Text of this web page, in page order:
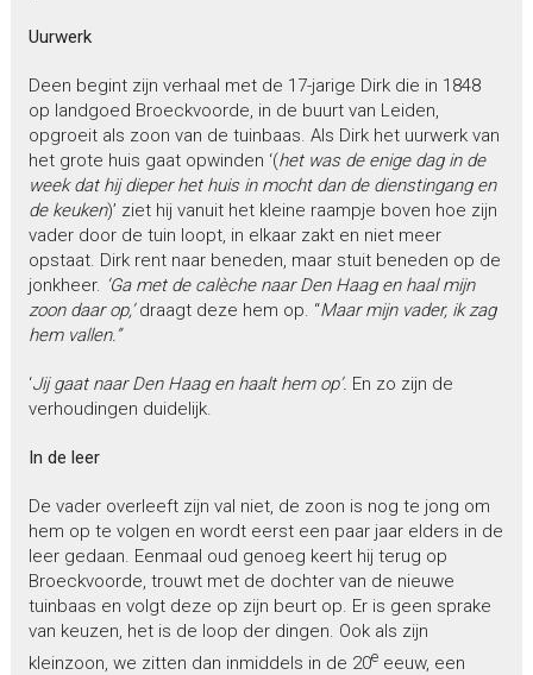
Uurwerk
Deen begint zijn verhaal met de 17-jarige Dirk die in 1848
op landgoed Broeckvoorde, in de buurt van Leiden,
opgroeit als zoon van de tuinbaas. Als Dirk het uurwerk van
het grote huis gaat opwinden ‘(het was de enige dag in de
week dat hij dieper het huis in mocht dan de dienstingang en
de keuken)’ ziet hij vanuit het kleine raampje boven hoe zijn
vader door de tuin loopt, in elkaar zakt en niet meer
opstaat. Dirk rent naar beneden, maar stuit beneden op de
jonkheer. ‘Ga met de calèche naar Den Haag en haal mijn
zoon daar op,’draagt deze hem op. “Maar mijn vader, ik zag
hem vallen.”
‘Jij gaat naar Den Haag en haalt hem op’. En zo zijn de
verhoudingen duidelijk.
In de leer
De vader overleeft zijn val niet, de zoon is nog te jong om
hem op te volgen en wordt eerst een paar jaar elders in de
leer gedaan. Eenmaal oud genoeg keert hij terug op
Broeckvoorde, trouwt met de dochter van de nieuwe
tuinbaas en volgt deze op zijn beurt op. Er is geen sprake
van keuzen, het is de loop der dingen. Ook als zijn
kleinzoon, we zitten dan inmiddels in de 20eeeuw, een